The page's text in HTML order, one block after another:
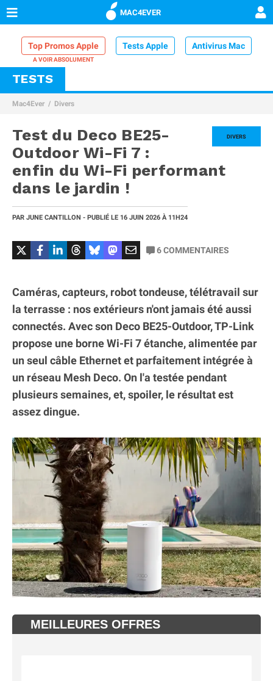
MAC4EVER
Top Promos Apple Tests Apple Antivirus Mac
VPN Mac
Comparatif iPhone
TESTS
Mac4Ever Divers
DIVERS
Test du Deco BE25-
Outdoor Wi-Fi 7 :
enfin du Wi-Fi performant
dans le jardin !
PAR JUNE CANTILLON - PUBLIÉ LE 16 JUIN 2026 À 11H24
6COMMENTAIRES
Caméras, capteurs, robot tondeuse, télétravail sur
la terrasse : nos extérieurs n'ont jamais été aussi
connectés. Avec son Deco BE25-Outdoor, TP-Link
propose une borne Wi-Fi 7 étanche, alimentée par
un seul câble Ethernet et parfaitement intégrée à
un réseau Mesh Deco. On l'a testée pendant
plusieurs semaines, et, spoiler, le résultat est
assez dingue.
MEILLEURES OFFRES